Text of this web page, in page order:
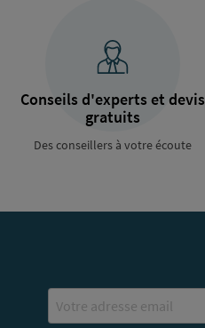
Conseils d'experts et devis
gratuits
Des conseillers à votre écoute